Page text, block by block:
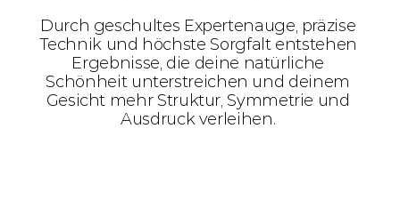
Durch geschultes Expertenauge, präzise
Technik und höchste Sorgfalt entstehen
Ergebnisse, die deine natürliche
Schönheit unterstreichen und deinem
Gesicht mehr Struktur, Symmetrie und
Ausdruck verleihen.